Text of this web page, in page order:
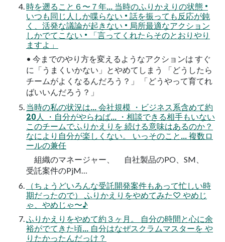
時を遡ること６〜７年... 当時のふりかえりの状態 •
いつも同じ人しか喋らない • 話を振っても反応が鈍
く、活発な議論が起きない • 局所最適なアクション
しかでてこない • 「言ってくれたらそのとおりやり
ますよ」
• 今までのやり方を変えるようなアクションは すぐ
に「うまくいかない」とやめてしまう 「どうしたら
チームがよくなるんだろう？」 「どうやって育てれ
ばいいんだろう？」
当時の私の状況は... 会社規模 ・ビジネス系含めて約
20人 ・自分がやらねば... ・相談できる相手もいない
このチームでふりかえりを 続ける意味はあるのか？
なにより自分が楽しくない。 いっそのこと... 複数ロ
ールの兼任
組織のマネージャー、 自社製品のPO、SM、
受託案件のPjM…
（ちょうどいろんな受託開発案件もあって忙しい時
期だったので） ふりかえりをやめてみた♡ やめじ
ゃ、やめじゃ〜♪
ふりかえりをやめて約３ヶ月。 自分の時間と心に余
裕がでてきた頃... 自分はなぜスクラムマスターを や
りたかったんだっけ？